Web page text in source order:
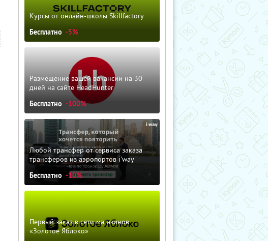
Курсы от онлайн-школы Skillfactory
Бесплатно -5%
Размещение вашей вакансии на 30
дней на сайте HeadHunter
Бесплатно -100%
Любой трансфер от сервиса заказа
трансферов из аэропортов i'way
Бесплатно -10%
Первый заказ в сети магазинов
«Золотое Яблоко»